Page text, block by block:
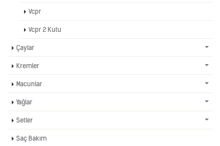
Vcpr
Vcpr 2 Kutu
Çaylar
Kremler
Macunlar
Yağlar
Setler
Saç Bakım